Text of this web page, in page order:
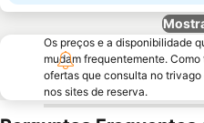
Os preços e a disponibilidade
mudam frequentemente.
ofertas que consulta no
nos sites de reserva.